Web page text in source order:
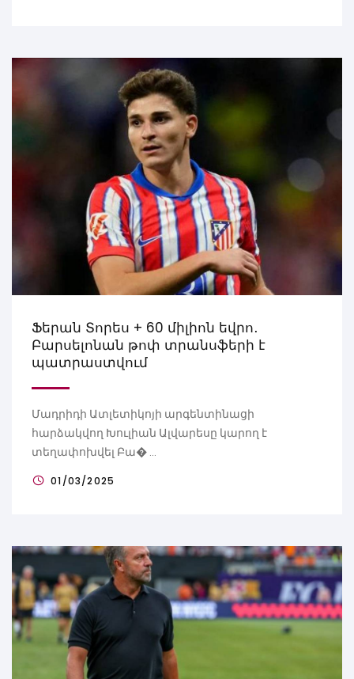
Ֆերան Տորես + 60 միլիոն եվրո․
Բարսելոնան թոփ տրանսֆերի է
պատրաստվում
Մադրիդի Ատլետիկոյի արգենտինացի
հարձակվող Խուլիան Ալվարեսը կարող է
տեղափոխվել Բա� ...
01/03/2025